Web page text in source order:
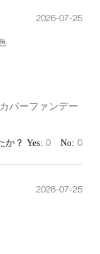
バーファンデー
2026-07-25
0 0
2026-07-25